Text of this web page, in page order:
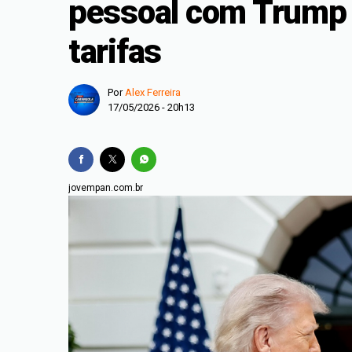
Meia Maratona de
Homem é
pessoal com
tarifas
PorAlex Ferreira
17/05/2026 - 20h13
jovempan.com.br